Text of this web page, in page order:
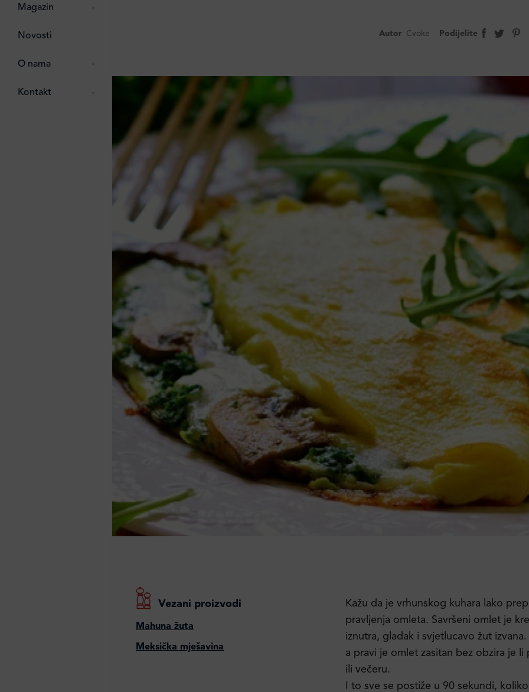
Magazin
Novosti
O nama
ostalo
Kontakt
Autor Cvoke Podijelite
Vezani proizvodi
Mahuna žuta
Meksička mješavina
Kažu da je vrhunskog kuhara lako
pravljenja omleta. Savršeni omlet je
iznutra, gladak i svjetlucavo žut
a pravi je omlet zasitan bez obzira je
ili večeru.
I to sve se postiže u 90 sekundi,